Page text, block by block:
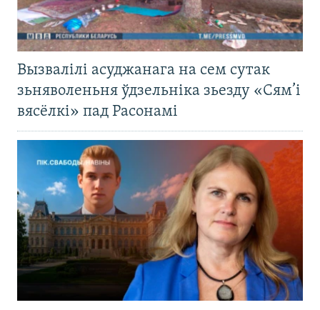
Вызвалілі асуджанага на сем сутак
зьняволеньня ўдзельніка зьезду «Сям’і
вясёлкі» пад Расонамі